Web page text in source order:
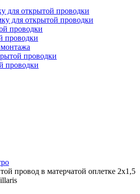
для открытой проводки
для открытой проводки
проводки
проводки
проводки
проводки
провод в матерчатой оплетке 2х1,5